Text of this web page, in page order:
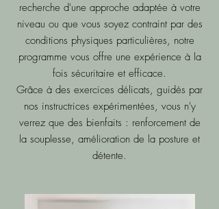
recherche d'une approche adaptée à votre
niveau ou que vous soyez contraint par des
conditions physiques particulières, notre
programme vous offre une expérience à la
fois sécuritaire et efficace.
Grâce à des exercices délicats, guidés par
nos instructrices expérimentées, vous n'y
verrez que des bienfaits : renforcement de
la souplesse, amélioration de la posture et
détente.